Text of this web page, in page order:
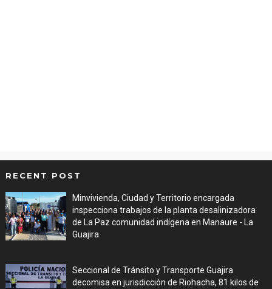
RECENT POST
Minvivienda, Ciudad y Territorio encargada
inspecciona trabajos de la planta desalinizadora
de La Paz comunidad indígena en Manaure - La
Guajira
Seccional de Tránsito y Transporte Guajira
decomisa en jurisdicción de Riohacha, 81 kilos de